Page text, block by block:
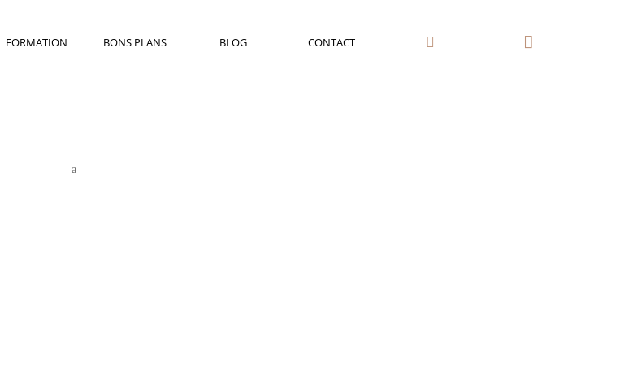
FORMATION BONS PLANS BLOG CONTACT  
a